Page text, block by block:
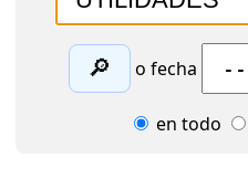
🔎 o fecha
en todo